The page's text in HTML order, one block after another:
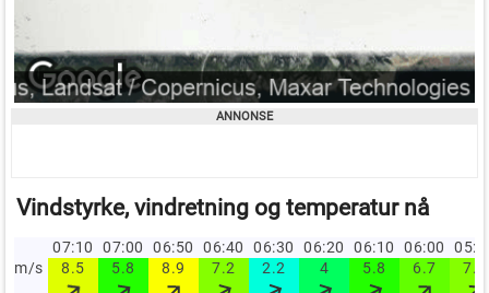
Vindstyrke, vindretning og temperatur nå
07:10 07:00 06:50 06:40 06:30 06:20 06:10 06:00
m/s
8.5 5.8 8.9 7.2 2.2 4 5.8 6.7 7.2